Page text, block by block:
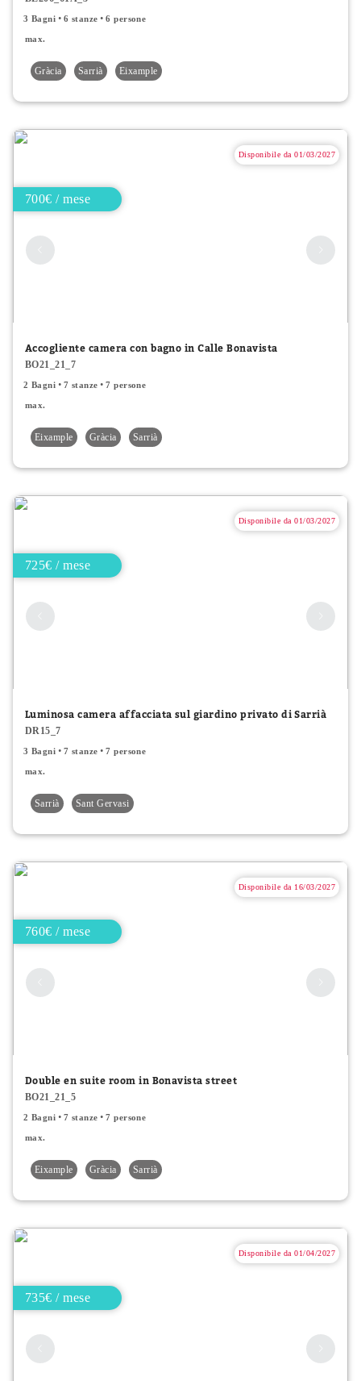
3 Bagni 6 stanze 6 persone
max.
Gràcia Sarrià Eixample
Disponibile da 01/03/2027
700€ / mese
Accogliente camera con bagno in Calle Bonavista
BO21_21_7
2 Bagni 7 stanze 7 persone
max.
Eixample Gràcia Sarrià
Disponibile da 01/03/2027
725€ / mese
Luminosa camera affacciata sul giardino privato di Sarrià
DR15_7
3 Bagni 7 stanze 7 persone
max.
Sarrià Sant Gervasi
Disponibile da 16/03/2027
760€ / mese
Double en suite room in Bonavista street
BO21_21_5
2 Bagni 7 stanze 7 persone
max.
Eixample Gràcia Sarrià
Disponibile da 01/04/2027
735€ / mese